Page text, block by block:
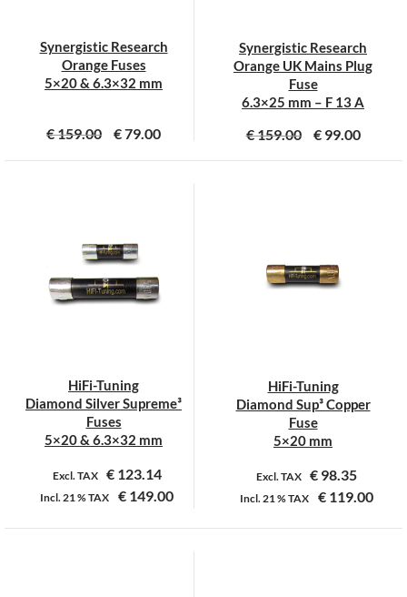
de
productpagina
de
productpagina
Synergistic Research
Orange Fuses
5×20 & 6.3×32 mm
€159.00 €79.00
Dit
variaties.
Deze
optie
de
productpagina
Synergistic Research
Orange UK Mains Plug
Fuse
6.3×25 mm – F 13 A
€159.00 €99.00
HiFi-Tuning
Diamond Silver Supreme³
Fuses
5×20 & 6.3×32 mm
Excl. TAX €123.14
Incl.21 %TAX € 149.00
Dit
HiFi-Tuning
Diamond Sup³ Copper
Fuse
5×20 mm
Excl. TAX €98.35
Incl.21 %TAX €119.00
Dit